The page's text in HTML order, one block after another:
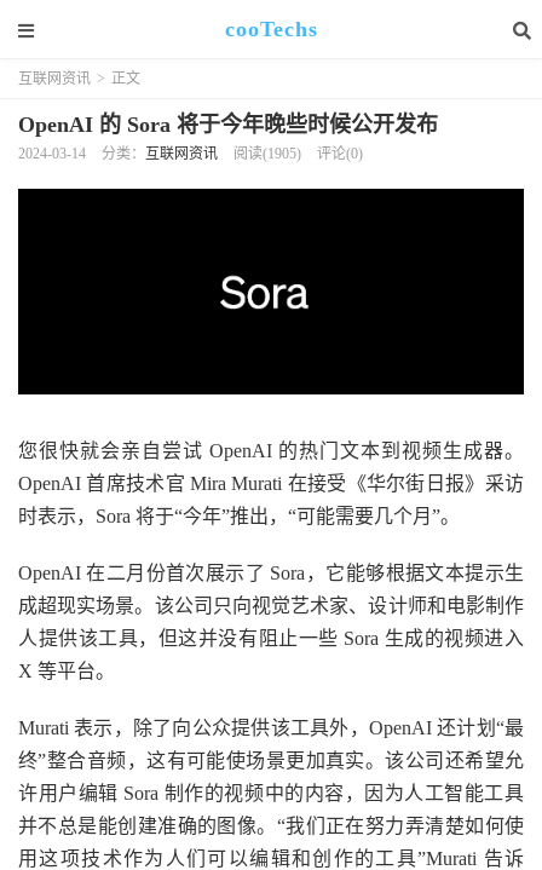
cooTechs
互联网资讯 > 正文
OpenAI 的 Sora 将于今年晚些时候公开发布
2024-03-14 分类： 互联网资讯 阅读(1905) 评论(0)
您很快就会亲自尝试 OpenAI 的热门文本到视频生成器。
OpenAI 首席技术官 Mira Murati 在接受《华尔街日报》采访
时表示，Sora 将于“今年”推出，“可能需要几个月”。
OpenAI 在二月份首次展示了 Sora，它能够根据文本提示生
成超现实场景。该公司只向视觉艺术家、设计师和电影制作
人提供该工具，但这并没有阻止一些 Sora 生成的视频进入
X 等平台。
Murati 表示，除了向公众提供该工具外，OpenAI 还计划“最
终”整合音频，这有可能使场景更加真实。该公司还希望允
许用户编辑 Sora 制作的视频中的内容，因为人工智能工具
并不总是能创建准确的图像。“我们正在努力弄清楚如何使
用这项技术作为人们可以编辑和创作的工具”Murati 告诉